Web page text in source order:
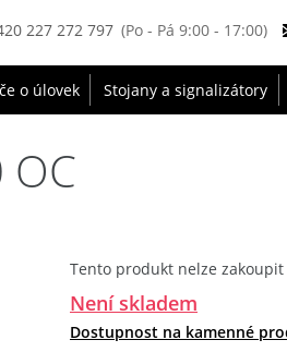
227 272 797 (Po - Pá 9:00 - 17:00)
o úlovek Stojany a signalizátory
Tento produkt nelze zakoupit
Není skladem
Dostupnost na kamenné